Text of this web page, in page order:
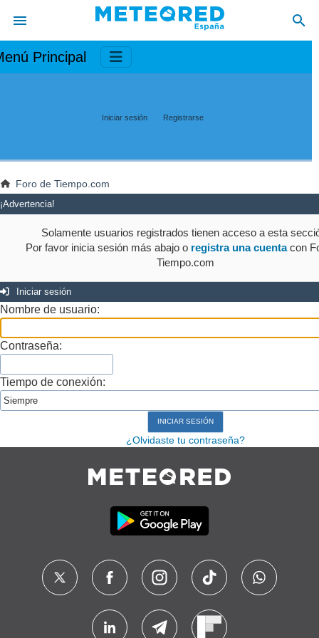
Principal
Iniciar sesión Registrarse
Foro de Tiempo.com
¡Advertencia!
Solamente usuarios registrados tienen acceso a esta
Por favor inicia sesión más abajo o registra una cuentacon
Tiempo.com
Iniciar sesión
Nombre de usuario:
Contraseña:
Tiempo de conexión:
¿Olvidaste tu contraseña?